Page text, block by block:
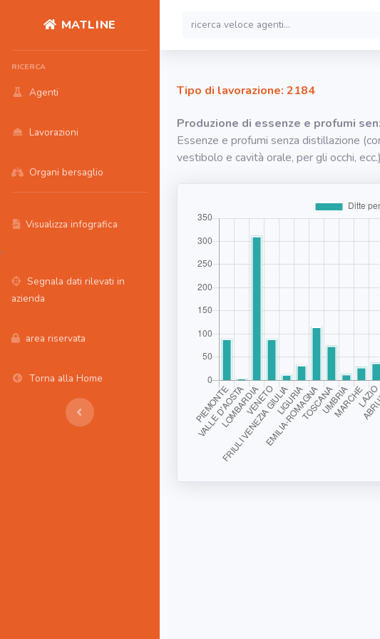
MATLINE
RICERCA
Agenti
Lavorazioni
Organi bersaglio
Visualizza infografica
-
Segnala dati rilevati in
azienda
area riservata
Torna alla Home
Tipo di lavorazione: 2184
Produzione di essenze e profumi
Essenze e profumi senza distillazione
vestibolo e cavità orale, per gli occhi,